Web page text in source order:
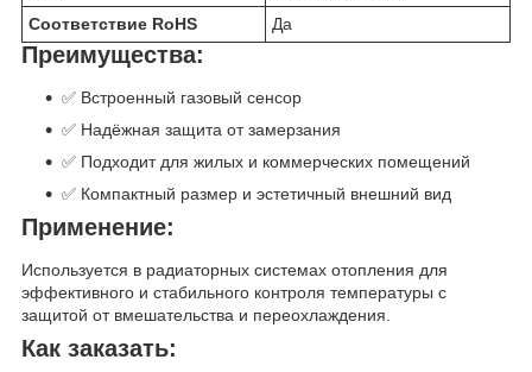
Соответствие RoHS
Да
Преимущества:
✅ Встроенный газовый сенсор
✅ Надёжная защита от замерзания
✅ Подходит для жилых и коммерческих помещений
✅ Компактный размер и эстетичный внешний вид
Применение:
Используется в радиаторных системах отопления для
эффективного и стабильного контроля температуры с
защитой от вмешательства и переохлаждения.
Как заказать: